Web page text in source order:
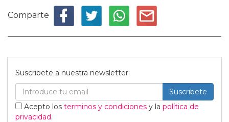
Comparte
Suscribete a nuestra newsletter:
Suscribete
Acepto los terminos y condiciones y la política de
privacidad.